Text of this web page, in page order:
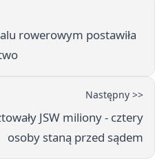
rowerowym postawiła
Następny >>
JSW miliony - cztery
osoby staną przed sądem